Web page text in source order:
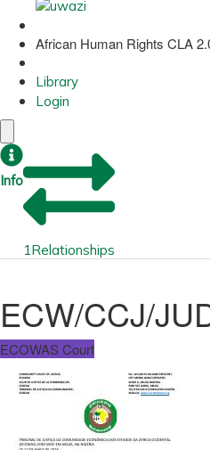
African Human Rights CLA
Library
Login
Info
1Relationships
ECW/CCJ/
ECOWAS Court